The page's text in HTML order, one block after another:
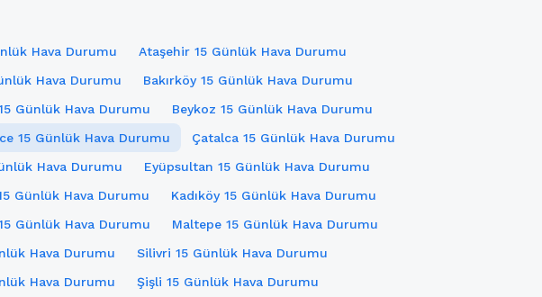
Hava Durumu
Ataşehir 15 Günlük Hava Durumu
Hava Durumu
Bakırköy 15 Günlük Hava Durumu
Günlük Hava Durumu
Beykoz 15 Günlük Hava Durumu
15 Günlük Hava Durumu
Çatalca 15 Günlük Hava Durumu
Hava Durumu
Eyüpsultan 15 Günlük Hava Durumu
Günlük Hava Durumu
Kadıköy 15 Günlük Hava Durumu
Günlük Hava Durumu
Maltepe 15 Günlük Hava Durumu
Hava Durumu
Silivri 15 Günlük Hava Durumu
Hava Durumu
Şişli 15 Günlük Hava Durumu